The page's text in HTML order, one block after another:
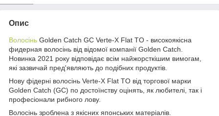
Опис
Волосінь Golden Catch GC Verte-X Flat TO - високоякісна
фидерная волосінь від відомої компанії Golden Catch.
Новинка 2021 року відповідає всім найжорсткішим вимогам,
які зазвичай пред'являють до подібних продуктів.
Нову фідерні волосінь Verte-X Flat TO від торгової марки
Golden Catch (GC) по достоїнству оцінять, як любителі, так і
професіонали рибного лову.
Волосінь зроблена з якісних японських матеріалів.